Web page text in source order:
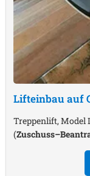
Lifteinbau auf
Treppenlift, Model
(